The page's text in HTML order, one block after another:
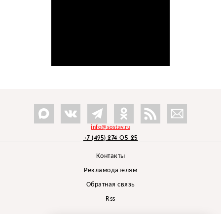
info@sostav.ru
+7 (495) 274-05-25
Контакты
Рекламодателям
Обратная связь
Rss